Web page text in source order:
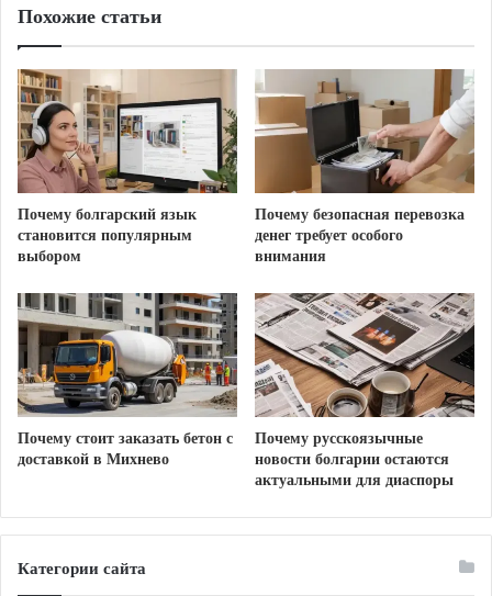
Почему стоит выбрать именно
этот метод?
Алмазная резка обладает рядом неоспоримых
преимуществ перед традиционными ударными
методами (использование отбойных молотков или
перфораторов):
Идеальная точность: Современное
оборудование позволяет выполнять срезы
точно по разметке с минимальными
отклонениями. Полученные края проемов
получаются гладкими и не требуют сложной
Похожие статьи
Почему болгарский язык
становится популярным
выбором
Почему безопасная перевозка
денег требует особого
внимания
Почему стоит заказать бетон с
доставкой в Михнево
Почему русскоязычные
новости болгарии остаются
актуальными для диаспоры
Категории сайта